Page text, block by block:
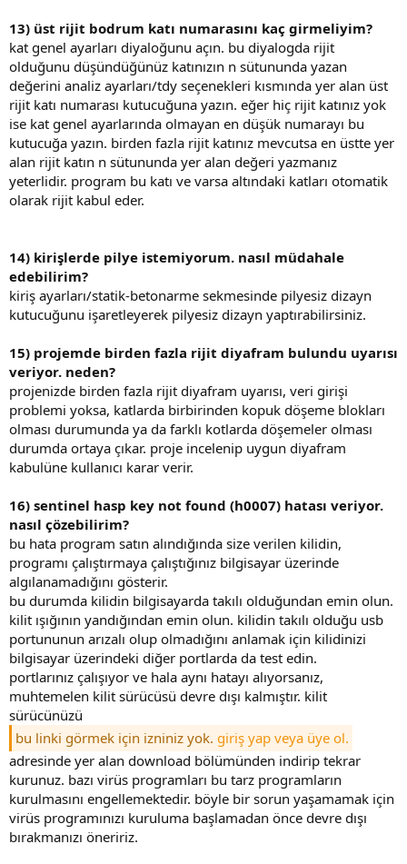
13) üst rijit bodrum katı numarasını kaç girmeliyim?
kat genel ayarları diyaloğunu açın. bu diyalogda rijit
olduğunu düşündüğünüz katınızın n sütununda yazan
değerini analiz ayarları/tdy seçenekleri kısmında yer alan üst
rijit katı numarası kutucuğuna yazın. eğer hiç rijit katınız yok
ise kat genel ayarlarında olmayan en düşük numarayı bu
kutucuğa yazın. birden fazla rijit katınız mevcutsa en üstte yer
alan rijit katın n sütununda yer alan değeri yazmanız
yeterlidir. program bu katı ve varsa altındaki katları otomatik
olarak rijit kabul eder.
14) kirişlerde pilye istemiyorum. nasıl müdahale
edebilirim?
kiriş ayarları/statik-betonarme sekmesinde pilyesiz dizayn
kutucuğunu işaretleyerek pilyesiz dizayn yaptırabilirsiniz.
15) projemde birden fazla rijit diyafram bulundu uyarısı
veriyor. neden?
projenizde birden fazla rijit diyafram uyarısı, veri girişi
problemi yoksa, katlarda birbirinden kopuk döşeme blokları
olması durumunda ya da farklı kotlarda döşemeler olması
durumda ortaya çıkar. proje incelenip uygun diyafram
kabulüne kullanıcı karar verir.
16) sentinel hasp key not found (h0007) hatası veriyor.
nasıl çözebilirim?
bu hata program satın alındığında size verilen kilidin,
programı çalıştırmaya çalıştığınız bilgisayar üzerinde
algılanamadığını gösterir.
bu durumda kilidin bilgisayarda takılı olduğundan emin olun.
kilit ışığının yandığından emin olun. kilidin takılı olduğu usb
portununun arızalı olup olmadığını anlamak için kilidinizi
bilgisayar üzerindeki diğer portlarda da test edin.
portlarınız çalışıyor ve hala aynı hatayı alıyorsanız,
muhtemelen kilit sürücüsü devre dışı kalmıştır. kilit
sürücünüzü
bu linki görmek için izniniz yok. giriş yap veya üye ol.
adresinde yer alan download bölümünden indirip tekrar
kurunuz. bazı virüs programları bu tarz programların
kurulmasını engellemektedir. böyle bir sorun yaşamamak için
virüs programınızı kuruluma başlamadan önce devre dışı
bırakmanızı öneririz.